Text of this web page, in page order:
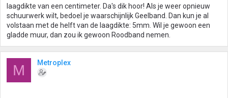
laagdikte van een centimeter. Da's dik hoor! Als je weer opnieuw
schuurwerk wilt, bedoel je waarschijnlijk Geelband. Dan kun je al
volstaan met de helft van de laagdikte: 5mm. Wil je gewoon een
gladde muur, dan zou ik gewoon Roodband nemen.
M Metroplex